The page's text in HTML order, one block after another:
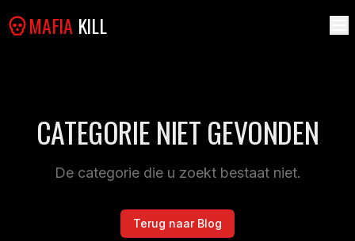
MAFIA KILL
CATEGORIE NIET GEVONDEN
De categorie die u zoekt bestaat niet.
Terug naar Blog